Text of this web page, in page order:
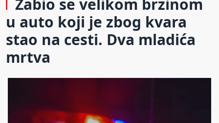
Zabio se velikom brzinom
u auto koji je zbog kvara
stao na cesti. Dva mladića
mrtva